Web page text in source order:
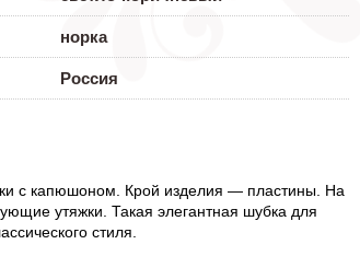
норка
Россия
с капюшоном. Крой изделия — пластины. На
утяжки. Такая элегантная шубка для
стиля.